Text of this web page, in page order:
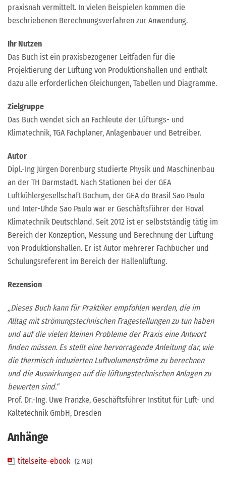
praxisnah vermittelt. In vielen Beispielen kommen die
beschriebenen Berechnungsverfahren zur Anwendung.
Ihr Nutzen
Das Buch ist ein praxisbezogener Leitfaden für die
Projektierung der Lüftung von Produktionshallen und enthält
dazu alle erforderlichen Gleichungen, Tabellen und Diagramme.
Zielgruppe
Das Buch wendet sich an Fachleute der Lüftungs- und
Klimatechnik, TGA Fachplaner, Anlagenbauer und Betreiber.
Autor
Dipl.-Ing Jürgen Dorenburg studierte Physik und Maschinenbau
an der TH Darmstadt. Nach Stationen bei der GEA
Luftkühlergesellschaft Bochum, der GEA do Brasil Sao Paulo
und Inter-Uhde Sao Paulo war er Geschäftsführer der Hoval
Klimatechnik Deutschland. Seit 2012 ist er selbstständig tätig im
Bereich der Konzeption, Messung und Berechnung der Lüftung
von Produktionshallen. Er ist Autor mehrerer Fachbücher und
Schulungsreferent im Bereich der Hallenlüftung.
Rezension
„Dieses Buch kann für Praktiker empfohlen werden, die im
Alltag mit strömungstechnischen Fragestellungen zu tun haben
und auf die vielen kleinen Probleme der Praxis eine Antwort
finden müssen. Es stellt eine hervorragende Anleitung dar, wie
die thermisch induzierten Luftvolumenströme zu berechnen
und die Auswirkungen auf die lüftungstechnischen Anlagen zu
bewerten sind.“
Prof. Dr.-Ing. Uwe Franzke, Geschäftsführer Institut für Luft- und
Kältetechnik GmbH, Dresden
Anhänge
titelseite-ebook (2 MB)